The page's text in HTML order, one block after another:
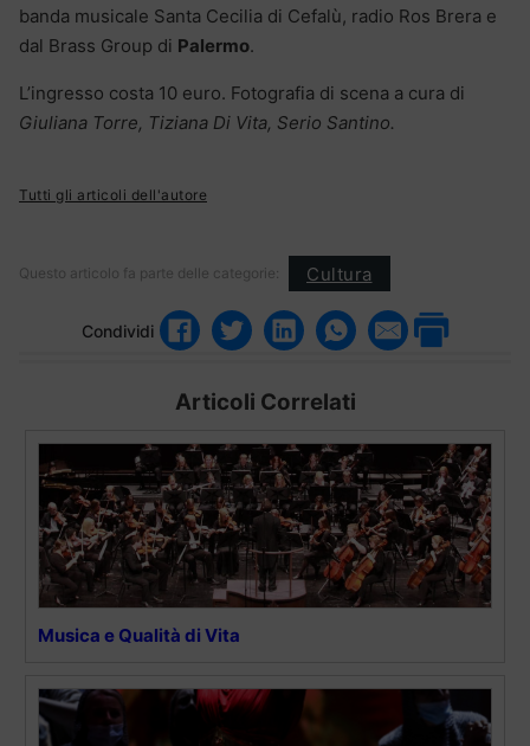
banda musicale Santa Cecilia di Cefalù, radio Ros Brera e
dal Brass Group di Palermo.
L’ingresso costa 10 euro. Fotografia di scena a cura di
Giuliana Torre, Tiziana Di Vita, Serio Santino.
Tutti gli articoli dell'autore
Questo articolo fa parte delle categorie: Cultura
Condividi
Articoli Correlati
Musica e Qualità di Vita